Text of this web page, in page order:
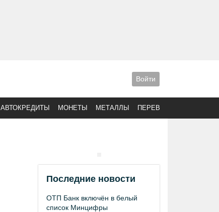
Войти
АВТОКРЕДИТЫ МОНЕТЫ МЕТАЛЛЫ ПЕРЕВОДЫ
Последние новости
ОТП Банк включён в белый
список Минцифры